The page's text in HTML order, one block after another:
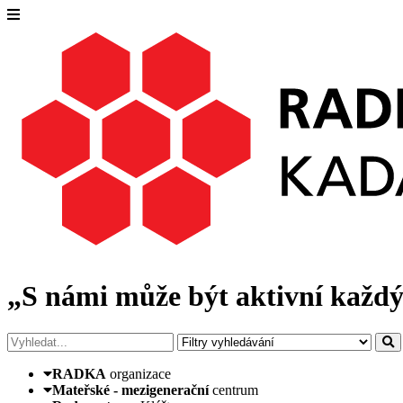
„S námi může být aktivní
RADKA organizace
Mateřské - mezigenerační centrum